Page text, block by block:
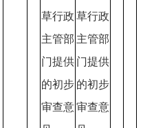
草行政
主管部
门提供
的初步
审查意
草行政
主管部
门提供
的初步
审查意